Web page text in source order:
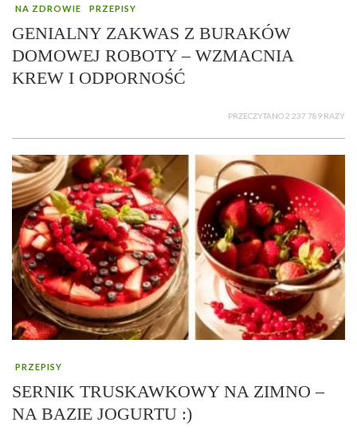
NA ZDROWIE PRZEPISY
GENIALNY ZAKWAS Z BURAKÓW
DOMOWEJ ROBOTY – WZMACNIA
KREW I ODPORNOŚĆ
PRZECZYTANO 2 237 789 RAZY
PRZEPISY
SERNIK TRUSKAWKOWY NA ZIMNO –
NA BAZIE JOGURTU :)